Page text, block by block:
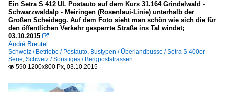
Ein Setra S 412 UL Postauto auf dem Kurs 31.164 Grindelwald -
Schwarzwaldalp - Meiringen (Rosenlaui-Linie) unterhalb der
Großen Scheidegg. Auf dem Foto sieht man schön wie sich die für
den öffentlichen Verkehr gesperrte Straße ins Tal windet;
03.10.2015 
André Breutel
Schweiz / Betriebe / Postauto, Bustypen / Überlandbusse / Setra S 400er-
Serie, Schweiz / Sonstiges / Bergpoststrassen
 590 1200x800 Px, 03.10.2015